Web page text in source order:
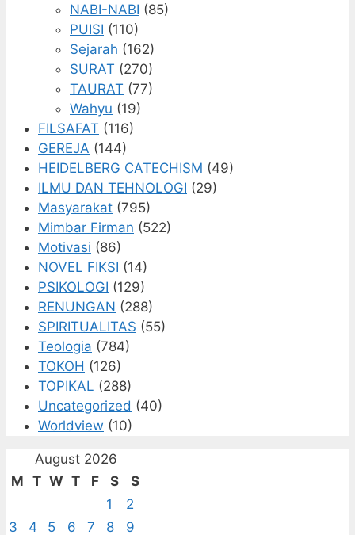
NABI-NABI (85)
PUISI (110)
Sejarah (162)
SURAT (270)
TAURAT (77)
Wahyu (19)
FILSAFAT (116)
GEREJA (144)
HEIDELBERG CATECHISM (49)
ILMU DAN TEHNOLOGI (29)
Masyarakat (795)
Mimbar Firman (522)
Motivasi (86)
NOVEL FIKSI (14)
PSIKOLOGI (129)
RENUNGAN (288)
SPIRITUALITAS (55)
Teologia (784)
TOKOH (126)
TOPIKAL (288)
Uncategorized (40)
Worldview (10)
August 2026
M T W T F S
S
1
2
3
4 5 6 7 8 9